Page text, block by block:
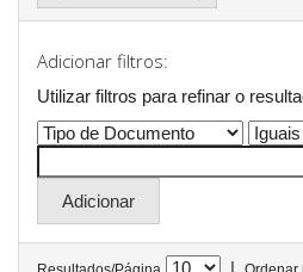
Adicionar filtros:
Utilizar filtros para refinar o
|